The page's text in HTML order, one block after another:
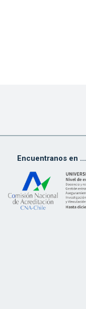
Encuentranos en ...